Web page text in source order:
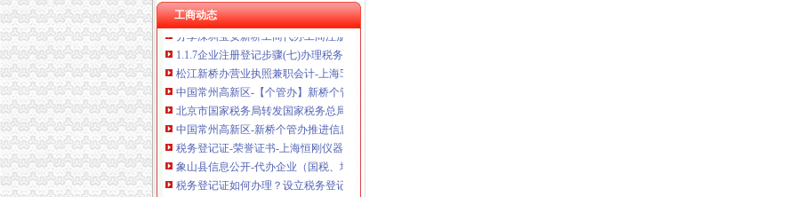
工商动态
分享深圳宝安新桥工商代办工商注册流程-兴义之窗
1.1.7企业注册登记步骤(七)办理税务登记-shuo的日志-网易博客
松江新桥办营业执照兼职会计-上海58同城
中国常州高新区-【个管办】新桥个管办对国地税信息进行比对推进信
北京市国家税务局转发国家税务总局关于金融保险业税收政策调整后若
中国常州高新区-新桥个管办推进信息管税工作
税务登记证-荣誉证书-上海恒刚仪器仪表有限公司
象山县信息公开-代办企业（国税、地税）税务登记证
税务登记证如何办理？设立税务登记应提供的证件_搜狐教育_搜狐网
今日早报